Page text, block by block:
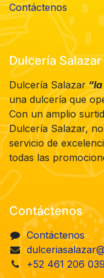
Contáctenos
Dulcería Salazar
Dulcería Salazar“la
una dulcería que
Con un amplio
Dulcería Salazar,
servicio de
todas las
Contáctenos
Contáctenos
+52 461 206